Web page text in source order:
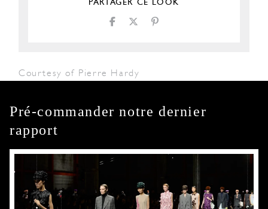
PARTAGER CE LOOK
Courtesy of Pierre Hardy
Pré-commander notre dernier
rapport